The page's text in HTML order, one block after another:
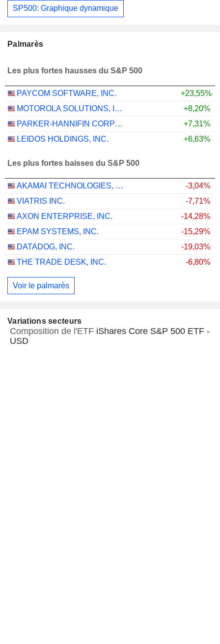
SP500: Graphique dynamique
Palmarès
Les plus fortes hausses du S&P 500
PAYCOM SOFTWARE, INC.
+23,55%
MOTOROLA SOLUTIONS, INC.
+8,20%
PARKER-HANNIFIN CORPORATION
+7,31%
LEIDOS HOLDINGS, INC.
+6,63%
Les plus fortes baisses du S&P 500
AKAMAI TECHNOLOGIES, INC.
-3,04%
VIATRIS INC.
-7,71%
AXON ENTERPRISE, INC.
-14,28%
EPAM SYSTEMS, INC.
-15,29%
DATADOG, INC.
-19,03%
THE TRADE DESK, INC.
-6,80%
Voir le palmarès
Variations secteurs
Composition de l'ETF iShares Core S&P 500 ETF -
USD